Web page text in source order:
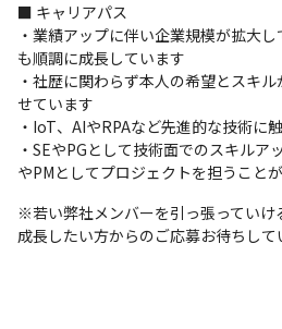
■ キャリアパス
・業績アップに伴い企業規模が拡大
も順調に成長しています
・社歴に関わらず本人の希望とスキ
せています
・IoT、AIやRPAなど先進的な技術に
・SEやPGとして技術面でのスキルア
やPMとしてプロジェクトを担うこと
※若い弊社メンバーを引っ張っていけ
成長したい方からのご応募お待ちして